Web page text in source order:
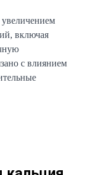
увеличением
включая
с влиянием